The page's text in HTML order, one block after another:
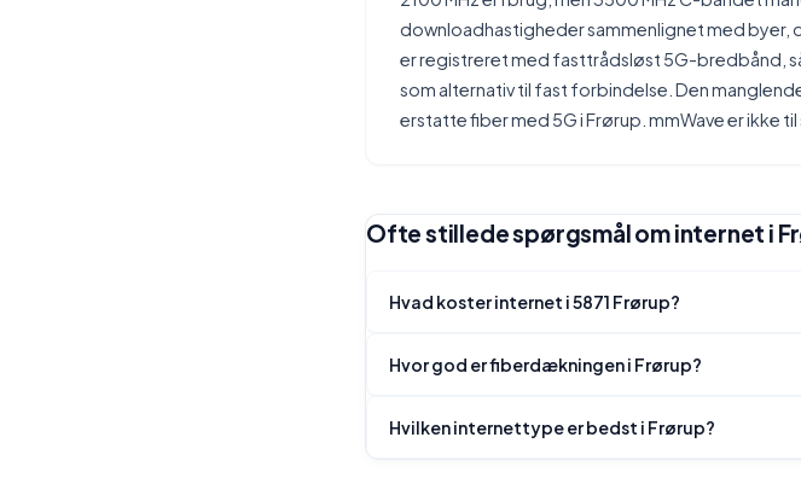
downloadhastigheder sammenlignet med byer,
er registreret med fasttrådsløst 5G-bredbånd,
som alternativ til fast forbindelse. Den
erstatte fiber med 5G i Frørup. mmWave er ikke til
Ofte stillede spørgsmål om internet i
Hvad koster internet i 5871 Frørup?
Hvor god er fiberdækningen i Frørup?
Hvilken internettype er bedst i Frørup?